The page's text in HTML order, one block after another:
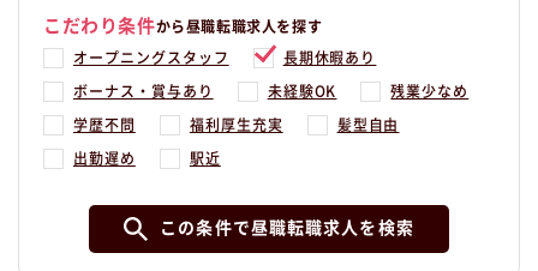
こだわり条件から昼職転職求人を探す
オープニングスタッフ 長期休暇あり
ボーナス・賞与あり 未経験OK 残業少なめ
学歴不問 福利厚生充実 髪型自由
出勤遅め 駅近
この条件で昼職転職求人を検索